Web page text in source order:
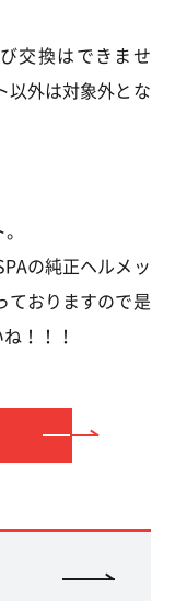
交換はできませ
以外は対象外とな
の純正ヘルメッ
ておりますので是
！！！